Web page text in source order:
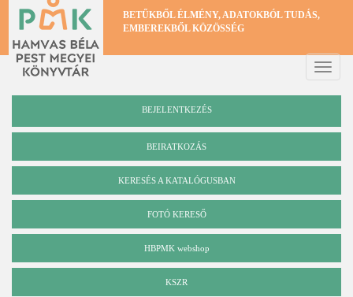
Ugrás
tartalomra
BETŰKBŐL ÉLMÉNY, ADATOKBÓL TUDÁS,
EMBEREKBŐL KÖZÖSSÉG
Toggle
BEJELENTKEZÉS
BEIRATKOZÁS
Katalógus
KERESÉS A KATALÓGUSBAN
FOTÓ KERESŐ
HBPMK webshop
KSZR